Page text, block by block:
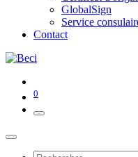
GlobalSign
Service
Contact
0